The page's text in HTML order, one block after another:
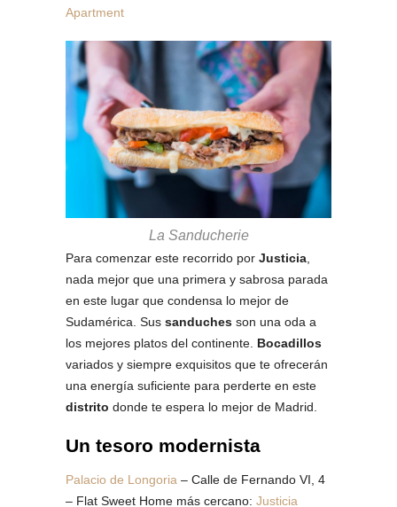
Apartment
La Sanducherie
Para comenzar este recorrido por Justicia
nada mejor que una primera y sabrosa parada
en este lugar que condensa lo mejor de
Sudamérica. Sus sanduches son una oda a
los mejores platos del continente. Bocadillos
variados y siempre exquisitos que te ofrecerán
una energía suficiente para perderte en este
distrito donde te espera lo mejor de Madrid.
Un tesoro modernista
Palacio de Longoria – Calle de Fernando VI, 4
– Flat Sweet Home más cercano: Justicia